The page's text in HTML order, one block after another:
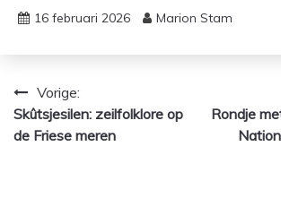
16 februari 2026 Marion Stam
Bericht
navigatie
Vorige:
Skûtsjesilen: zeilfolklore op
de Friese meren
Rondje